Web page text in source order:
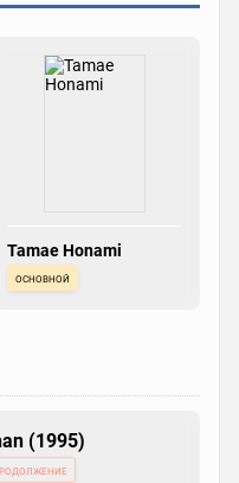
Tamae Honami
основной
(1995)